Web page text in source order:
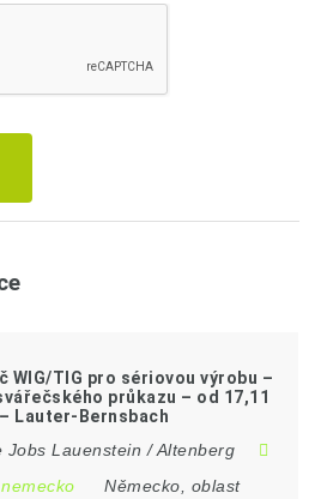
WIG/TIG pro sériovou výrobu –
průkazu – od 17,11
Lauter-Bernsbach
Jobs Lauenstein / Altenberg
Německo
oblast